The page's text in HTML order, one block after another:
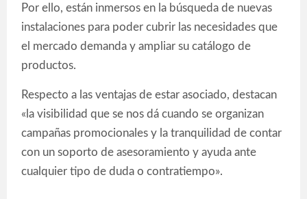
Por ello, están inmersos en la búsqueda de nuevas
instalaciones para poder cubrir las necesidades que
el mercado demanda y ampliar su catálogo de
productos.
Respecto a las ventajas de estar asociado, destacan
«la visibilidad que se nos dá cuando se organizan
campañas promocionales y la tranquilidad de contar
con un soporto de asesoramiento y ayuda ante
cualquier tipo de duda o contratiempo».